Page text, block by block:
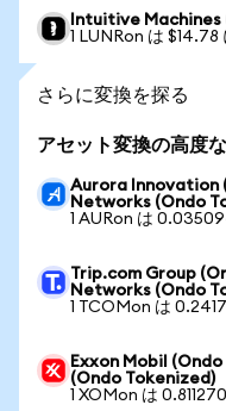
Intuitive Machines
1 LUNRon は $14.78
さらに変換を探る
アセット変換の高度
Aurora Innovation
Networks (Ondo
1 AURon は
Trip.com Group
Networks (Ondo
1 TCOMon は
Exxon Mobil
(Ondo Tokenized)
1 XOMon は